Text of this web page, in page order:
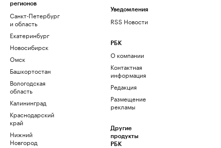
регионов
Санкт-Петербург
и область
Екатеринбург
Новосибирск
Омск
Башкортостан
Вологодская
область
Калининград
Краснодарский
край
Нижний
Новгород
Уведомления
RSS Новости
РБК
О компании
Контактная
информация
Редакция
Размещение
рекламы
Другие
продукты
РБК